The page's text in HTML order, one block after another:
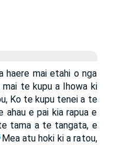
haere mai etahi o nga
mai te kupu a Ihowa ki
Ko te kupu tenei a te
ahau e pai kia rapua e
tama a te tangata, e
Mea atu hoki ki a ratou,